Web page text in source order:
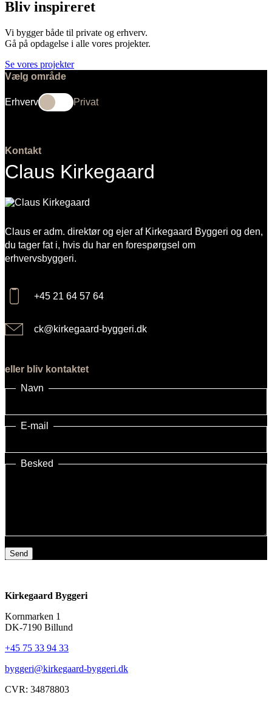
Bliv inspireret
Vi bygger både til private og erhverv.
Gå på opdagelse i alle vores projekter.
Se vores projekter
Vælg område
Erhverv Privat
Kontakt
Claus Kirkegaard
Claus er adm. direktør og ejer af Kirkegaard Byggeri og den,
du tager fat i, hvis du har en forespørgsel om
erhvervsbyggeri.
+45 21 64 57 64
ck@kirkegaard-byggeri.dk
eller bliv kontaktet
Navn
E-mail
Besked
Send
Kirkegaard Byggeri
Kornmarken 1
DK-7190 Billund
+45 75 33 94 33
byggeri@kirkegaard-byggeri.dk
CVR: 34878803